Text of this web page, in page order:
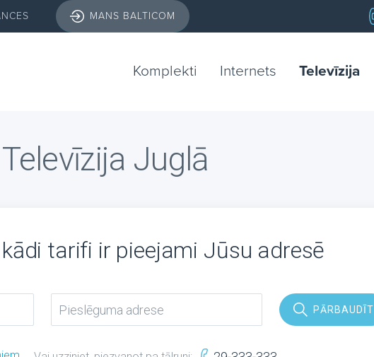
MANS BALTICOM
Komplekti Internets Televīzija
Televīzija Juglā
tarifi ir pieejami Jūsu adresē
PĀRBAUDĪT